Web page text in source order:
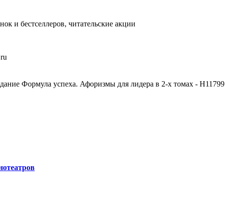
и бестселлеров, читательские акции
Формула успеха. Афоризмы для лидера в 2-х томах - Н11799